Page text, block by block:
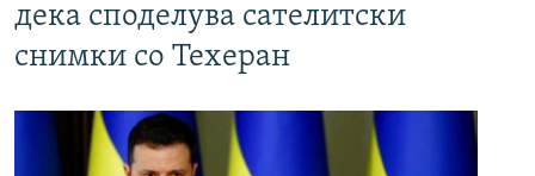
дека споделува сателитски
снимки со Техеран